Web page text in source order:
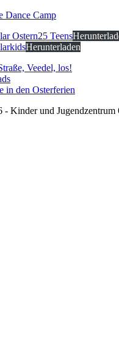
Dance Camp
Ostern25 Teens
Herunterladen
Veedel, los!
in den Osterferien
- Kinder und Jugendzentrum